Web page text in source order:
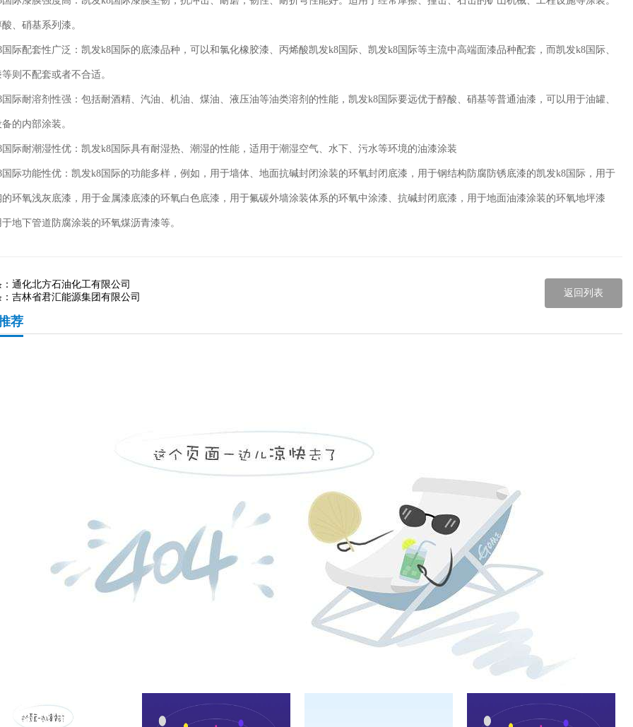
、硝基系列漆。
国际配套性广泛：凯发k8国际的底漆品种，可以和氯化橡胶漆、丙烯酸凯发k8国际、凯发k8国际等主流中高端面漆品种配套，而凯发k8国际、
则不配套或者不合适。
国际耐溶剂性强：包括耐酒精、汽油、机油、煤油、液压油等油类溶剂的性能，凯发k8国际要远优于醇酸、硝基等普通油漆，可以用于油罐、
的内部涂装。
国际耐潮湿性优：凯发k8国际具有耐湿热、潮湿的性能，适用于潮湿空气、水下、污水等环境的油漆涂装
国际功能性优：凯发k8国际的功能多样，例如，用于墙体、地面抗碱封闭涂装的环氧封闭底漆，用于钢结构防腐防锈底漆的凯发k8国际 ，用于
的环氧浅灰底漆，用于金属漆底漆的环氧白色底漆，用于氟碳外墙涂装体系的环氧中涂漆、抗碱封闭底漆，用于地面油漆涂装的环氧地坪漆
地下管道防腐涂装的环氧煤沥青漆等。
：通化北方石油化工有限公司
：吉林省君汇能源集团有限公司 返回列表
荐